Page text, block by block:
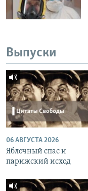
Выпуски
06 АВГУСТА 2026
Яблочный спас и
парижский исход